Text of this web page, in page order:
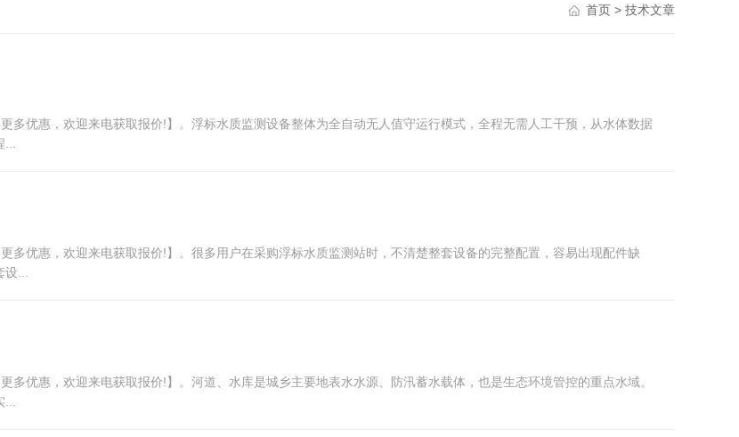
首页 > 技术文章
多优惠，欢迎来电获取报价!】。浮标水质监测设备整体为全自动无人值守运行模式，全程无需人工干预，从水体数据
多优惠，欢迎来电获取报价!】。很多用户在采购浮标水质监测站时，不清楚整套设备的完整配置，容易出现配件缺
...
多优惠，欢迎来电获取报价!】。河道、水库是城乡主要地表水水源、防汛蓄水载体，也是生态环境管控的重点水域。